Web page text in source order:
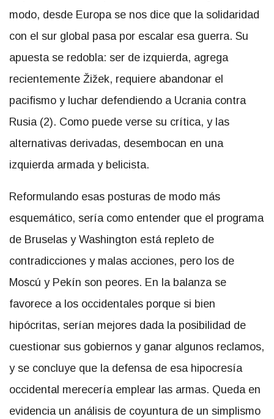
modo, desde Europa se nos dice que la solidaridad
con el sur global pasa por escalar esa guerra. Su
apuesta se redobla: ser de izquierda, agrega
recientemente Žižek, requiere abandonar el
pacifismo y luchar defendiendo a Ucrania contra
Rusia (2). Como puede verse su crítica, y las
alternativas derivadas, desembocan en una
izquierda armada y belicista.
Reformulando esas posturas de modo más
esquemático, sería como entender que el programa
de Bruselas y Washington está repleto de
contradicciones y malas acciones, pero los de
Moscú y Pekín son peores. En la balanza se
favorece a los occidentales porque si bien
hipócritas, serían mejores dada la posibilidad de
cuestionar sus gobiernos y ganar algunos reclamos,
y se concluye que la defensa de esa hipocresía
occidental merecería emplear las armas. Queda en
evidencia un análisis de coyuntura de un simplismo